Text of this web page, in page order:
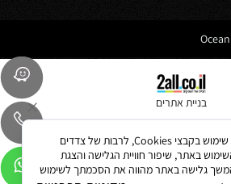
בניית אתרים
לידיעתך, באתרנו נעשה שימוש בקבצי Cookies, לרבות של צדדים
באתר, שיפור חוויית הגלישה והצגת
גלישה באתר מהווה את הסכמתך לשימוש